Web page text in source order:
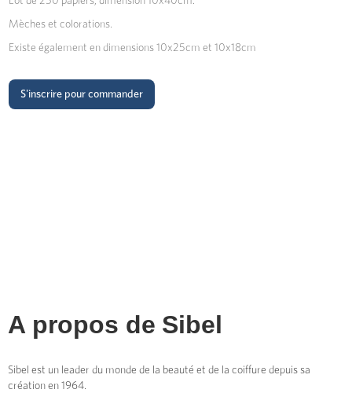
Mèches et colorations.
Existe également en dimensions 10x25cm et 10x18cm
S'inscrire pour commander
A propos de Sibel
Sibel est un leader du monde de la beauté et de la coiffure depuis sa
création en 1964.